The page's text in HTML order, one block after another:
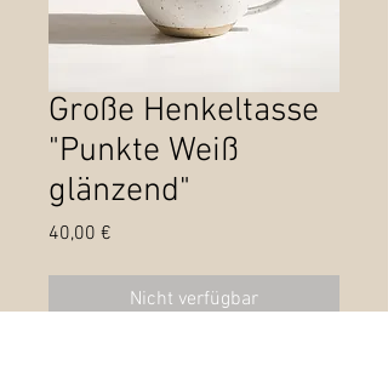
Große Henkeltasse
"Punkte Weiß
glänzend"
40,00 €
Nicht verfügbar